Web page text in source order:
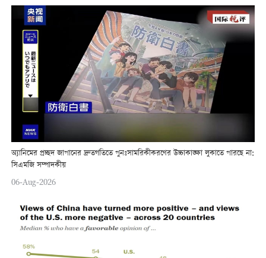
অ্যানিমের প্রচ্ছদ জাপানের দ্রুতগতিতে পুনঃসামরিকীকরণের উচ্চাকাঙ্ক্ষা লুকাতে পারছে না:
সিএমজি সম্পাদকীয়
06-Aug-2026